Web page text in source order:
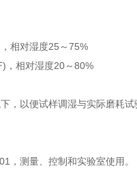
，相对湿度25 ～75%
，相对湿度20～80%
，以便试样调湿与实际磨耗试
，测量、控制和实验室使用。